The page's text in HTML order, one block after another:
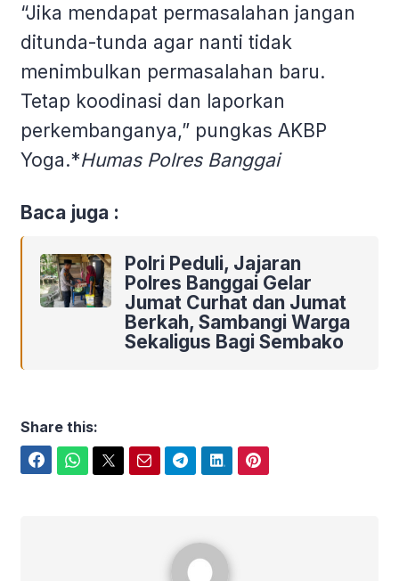
“Jika mendapat permasalahan jangan
ditunda-tunda agar nanti tidak
menimbulkan permasalahan baru.
Tetap koodinasi dan laporkan
perkembanganya,” pungkas AKBP
Yoga.*Humas Polres Banggai
Baca juga :
Polri Peduli, Jajaran
Polres Banggai Gelar
Jumat Curhat dan Jumat
Berkah, Sambangi Warga
Sekaligus Bagi Sembako
Share this: